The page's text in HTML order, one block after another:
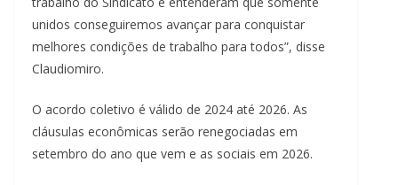
unidos conseguiremos avançar para conquistar
melhores condições de trabalho para todos”, disse
Claudiomiro.
O acordo coletivo é válido de 2024 até 2026. As
cláusulas econômicas serão renegociadas em
setembro do ano que vem e as sociais em 2026.